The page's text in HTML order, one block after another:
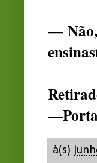
—
à(s)